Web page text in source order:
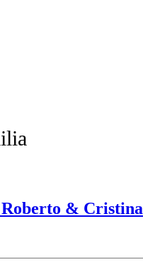
Roberto & Cristina